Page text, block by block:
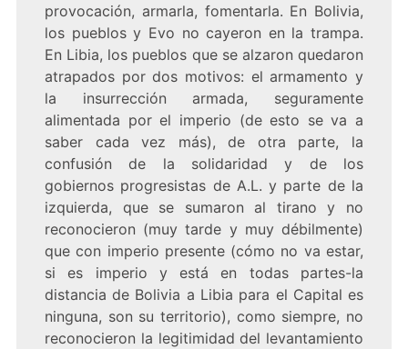
provocación, armarla, fomentarla. En Bolivia,
los pueblos y Evo no cayeron en la trampa.
En Libia, los pueblos que se alzaron quedaron
atrapados por dos motivos: el armamento y
la insurrección armada, seguramente
alimentada por el imperio (de esto se va a
saber cada vez más), de otra parte, la
confusión de la solidaridad y de los
gobiernos progresistas de A.L. y parte de la
izquierda, que se sumaron al tirano y no
reconocieron (muy tarde y muy débilmente)
que con imperio presente (cómo no va estar,
si es imperio y está en todas partes-la
distancia de Bolivia a Libia para el Capital es
ninguna, son su territorio), como siempre, no
reconocieron la legitimidad del levantamiento